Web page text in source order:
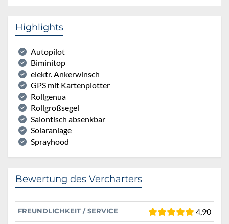
Highlights
Autopilot
Biminitop
elektr. Ankerwinsch
GPS mit Kartenplotter
Rollgenua
Rollgroßsegel
Salontisch absenkbar
Solaranlage
Sprayhood
Bewertung des Vercharters
FREUNDLICHKEIT / SERVICE 4,90